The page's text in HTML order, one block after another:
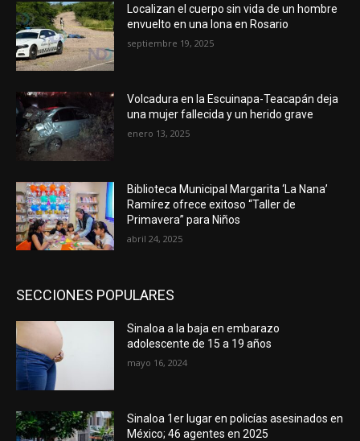
Localizan el cuerpo sin vida de un hombre
envuelto en una lona en Rosario
septiembre 19, 2025
Volcadura en la Escuinapa-Teacapán deja
una mujer fallecida y un herido grave
enero 13, 2025
Biblioteca Municipal Margarita ‘La Nana’
Ramírez ofrece exitoso “Taller de
Primavera” para Niños
abril 24, 2025
SECCIONES POPULARES
Sinaloa a la baja en embarazo
adolescente de 15 a 19 años
mayo 16, 2024
Sinaloa 1er lugar en policías asesinados en
México; 46 agentes en 2025